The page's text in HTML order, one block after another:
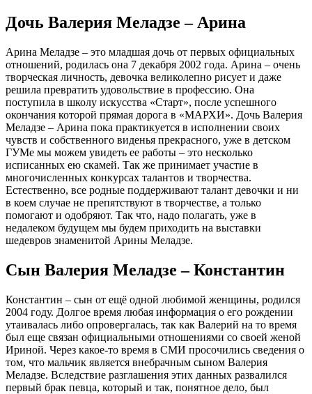
Дочь Валерия Меладзе – Арина
Арина Меладзе – это младшая дочь от первых официальных
отношений, родилась она 7 декабря 2002 года. Арина – очень
творческая личность, девочка великолепно рисует и даже
решила превратить удовольствие в профессию. Она
поступила в школу искусства «Старт», после успешного
окончания которой прямая дорога в «МАРХИ». Дочь Валерия
Меладзе – Арина пока практикуется в исполнении своих
чувств и собственного виденья прекрасного, уже в детском
ГУМе мы можем увидеть ее работы – это несколько
исписанных ею скамей. Так же принимает участие в
многочисленных конкурсах талантов и творчества.
Естественно, все родные поддерживают талант девочки и ни
в коем случае не препятствуют в творчестве, а только
помогают и одобряют. Так что, надо полагать, уже в
недалеком будущем мы будем приходить на выставки
шедевров знаменитой Арины Меладзе.
Сын Валерия Меладзе – Константин
Константин – сын от ещё одной любимой женщины, родился
2004 году. Долгое время любая информация о его рождении
утаивалась либо опровергалась, так как Валерий на то время
был еще связан официальными отношениями со своей женой
Ириной. Через какое-то время в СМИ просочились сведения о
том, что мальчик является внебрачным сыном Валерия
Меладзе. Вследствие разглашения этих данных развалился
первый брак певца, который и так, понятное дело, был